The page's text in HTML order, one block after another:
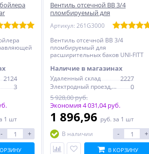
2124
3
1 шт
- +
Вентиль отсечной ВВ 3/4
пломбируемый для
расширительных баков UNI-FITT
Артикул: 261G3000
Вентиль отсечной ВВ 3/4
пломбируемый для
расширительных баков UNI-FITT
Наличие в магазинах
Удаленный склад 2227
Электродный проезд, 6с1
0
5 928,00 руб.
Экономия 4 031,04 руб.
1 896,96 руб. за 1 шт
В наличии
- +
В КОРЗИНУ